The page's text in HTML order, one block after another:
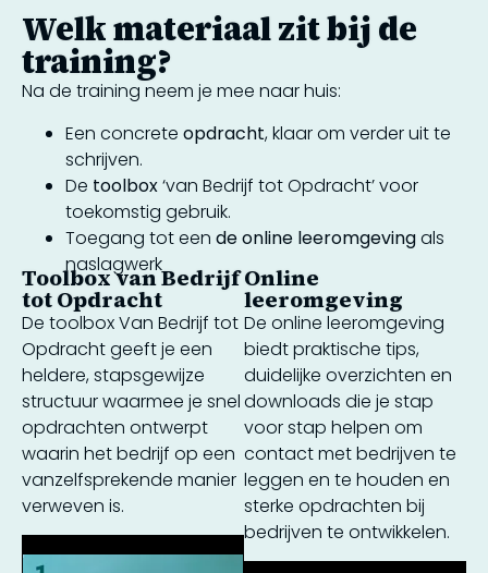
Welk materiaal zit bij de
training?
Na de training neem je mee naar huis:
Een concrete opdracht, klaar om verder uit te
schrijven.
De toolbox‘van Bedrijf tot Opdracht’ voor
toekomstig gebruik.
Toegang tot een de online leeromgevingals
naslagwerk
Toolbox van Bedrijf
tot Opdracht
De toolbox Van Bedrijf tot
Opdracht geeft je een
heldere, stapsgewijze
structuur waarmee je snel
opdrachten ontwerpt
waarin het bedrijf op een
vanzelfsprekende manier
verweven is.
Online
leeromgeving
De online leeromgeving
biedt praktische tips,
duidelijke overzichten en
downloads die je stap
voor stap helpen om
contact met bedrijven te
leggen en te houden en
sterke opdrachten bij
bedrijven te ontwikkelen.